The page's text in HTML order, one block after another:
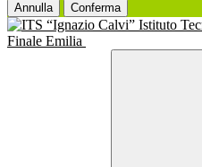
Annulla Conferma
Istituto
Finale Emilia